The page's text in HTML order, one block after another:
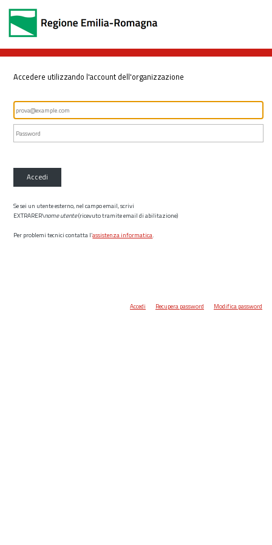
Accedere utilizzando l'account dell'organizzazione
Accedi
Se sei un utente esterno, nel campo email, scrivi
EXTRARER\nome utente(ricevuto tramite email di abilitazione)
Per problemi tecnici contatta l’assistenza informatica.
Accedi Recupera password Modifica password